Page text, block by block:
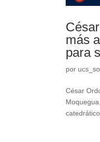
más
para
por
César